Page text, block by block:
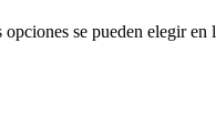
se pueden elegir en